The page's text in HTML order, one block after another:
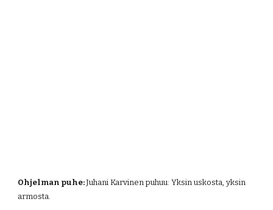
Ohjelman puhe: Juhani Karvinen puhuu: Yksin uskosta, yksin
armosta.